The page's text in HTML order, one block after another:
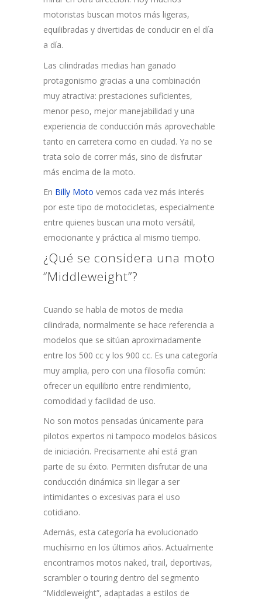
motoristas buscan motos más ligeras,
equilibradas y divertidas de conducir en el día
a día.
Las cilindradas medias han ganado
protagonismo gracias a una combinación
muy atractiva: prestaciones suficientes,
menor peso, mejor manejabilidad y una
experiencia de conducción más aprovechable
tanto en carretera como en ciudad. Ya no se
trata solo de correr más, sino de disfrutar
más encima de la moto.
En Billy Moto vemos cada vez más interés
por este tipo de motocicletas, especialmente
entre quienes buscan una moto versátil,
emocionante y práctica al mismo tiempo.
¿Qué se considera una moto
“Middleweight”?
Cuando se habla de motos de media
cilindrada, normalmente se hace referencia a
modelos que se sitúan aproximadamente
entre los 500 cc y los 900 cc. Es una categoría
muy amplia, pero con una filosofía común:
ofrecer un equilibrio entre rendimiento,
comodidad y facilidad de uso.
No son motos pensadas únicamente para
pilotos expertos ni tampoco modelos básicos
de iniciación. Precisamente ahí está gran
parte de su éxito. Permiten disfrutar de una
conducción dinámica sin llegar a ser
intimidantes o excesivas para el uso
cotidiano.
Además, esta categoría ha evolucionado
muchísimo en los últimos años. Actualmente
encontramos motos naked, trail, deportivas,
scrambler o touring dentro del segmento
“Middleweight”, adaptadas a estilos de